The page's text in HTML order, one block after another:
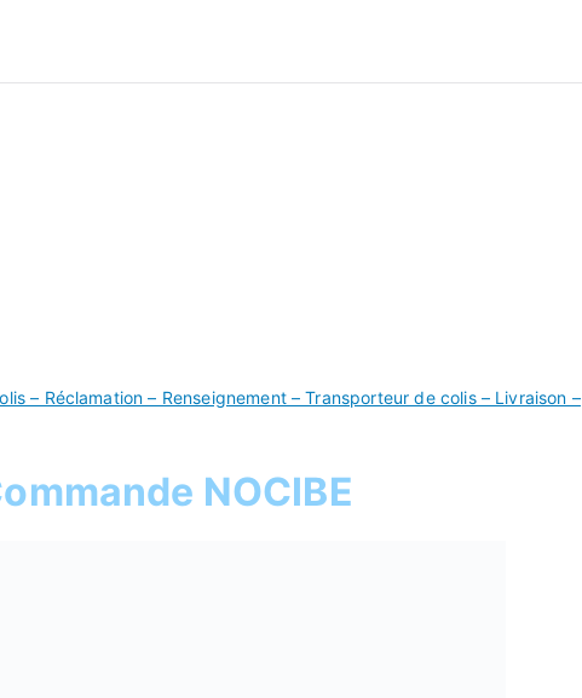
Commande
– Réclamation – Renseignement – Transporteur de colis – Livraison –
NOCIBE